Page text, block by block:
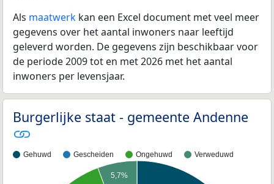
Als maatwerk kan een Excel document met veel meer
gegevens over het aantal inwoners naar leeftijd
geleverd worden. De gegevens zijn beschikbaar voor
de periode 2009 tot en met 2026 met het aantal
inwoners per levensjaar.
Burgerlijke staat - gemeente Andenne
Gehuwd Gescheiden Ongehuwd Verweduwd
5,7%